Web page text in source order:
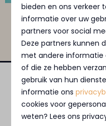
Swipe voor
Veilig betalen
bieden en ons verkeer
informatie over uw
partners voor social
Deze partners kunnen
met andere informatie
of die ze hebben
gebruik van hun
informatie ons
cookies voor
weten? Lees ons